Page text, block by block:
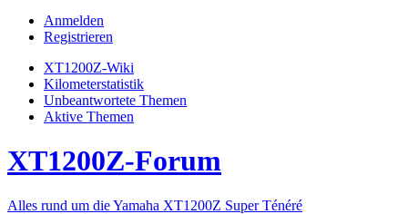
Anmelden
Registrieren
XT1200Z-Wiki
Kilometerstatistik
Unbeantwortete Themen
Aktive Themen
XT1200Z-Forum
Alles rund um die Yamaha XT1200Z Super Ténéré